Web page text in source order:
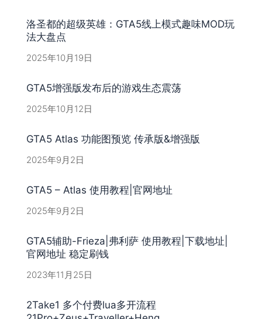
洛圣都的超级英雄：GTA5线上模式趣味MOD玩
法大盘点
2025年10月19日
GTA5增强版发布后的游戏生态震荡
2025年10月12日
GTA5 Atlas 功能图预览 传承版&增强版
2025年9月2日
GTA5 – Atlas 使用教程|官网地址
2025年9月2日
GTA5辅助-Frieza|弗利萨 使用教程|下载地址|
官网地址 稳定刷钱
2023年11月25日
2Take1 多个付费lua多开流程